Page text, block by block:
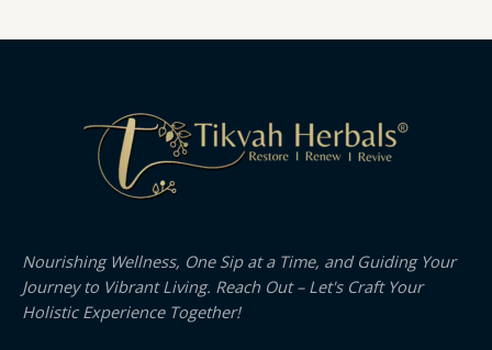
Nourishing Wellness, One Sip at a Time, and Guiding Your
Journey to Vibrant Living. Reach Out – Let's Craft Your
Holistic Experience Together!